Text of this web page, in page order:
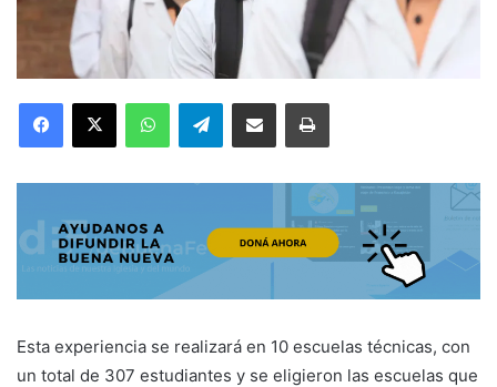
Telegram
Esta experiencia se realizará en 10 escuelas técnicas, con
un total de 307 estudiantes y se eligieron las escuelas que